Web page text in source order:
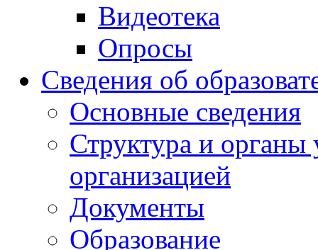
Видеотека
Опросы
Сведения об
Основные сведения
Структура и органы
организацией
Документы
Образование